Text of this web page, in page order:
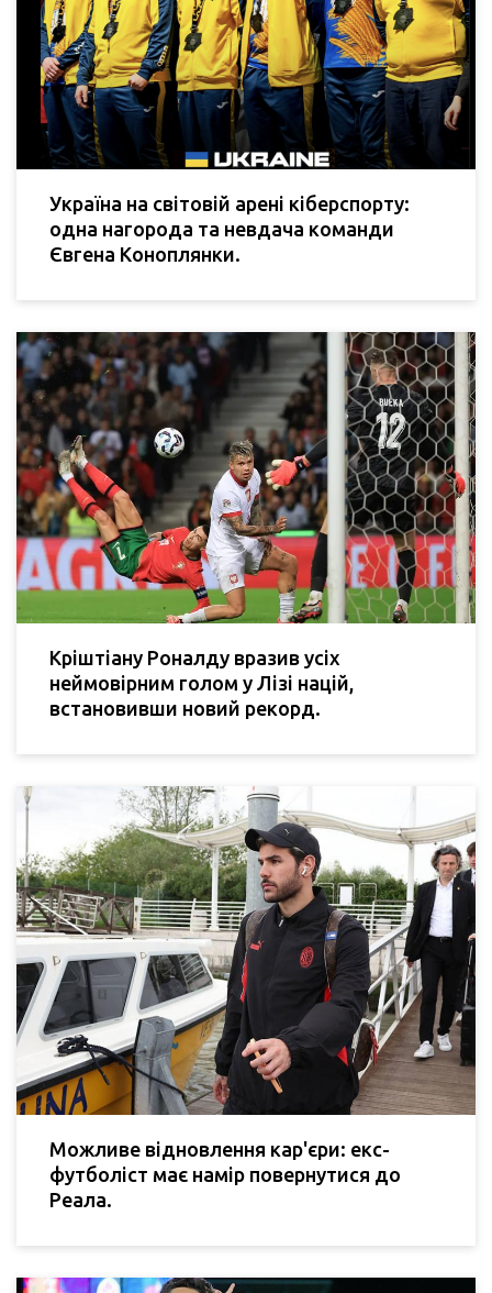
Україна на світовій арені кіберспорту:
одна нагорода та невдача команди
Євгена Коноплянки.
Кріштіану Роналду вразив усіх
неймовірним голом у Лізі націй,
встановивши новий рекорд.
Можливе відновлення кар'єри: екс-
футболіст має намір повернутися до
Реала.